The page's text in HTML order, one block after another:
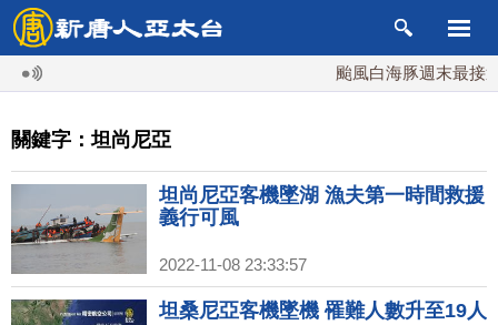
颱風白海豚週末最接近
關鍵字：坦尚尼亞
坦尚尼亞客機墜湖 漁夫第一時間救援
義行可風
2022-11-08 23:33:57
坦桑尼亞客機墜機 罹難人數升至19人